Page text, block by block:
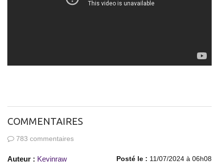
COMMENTAIRES
783 commentaires
Auteur : Kevinraw Posté le : 11/07/2024 à 06h08